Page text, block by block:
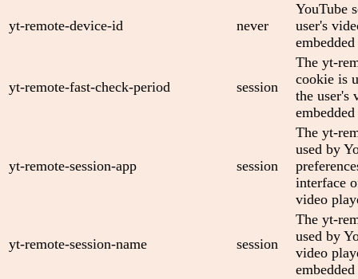
yt-remote-device-id never
YouTube
user's
yt-remote-fast-check-period session
The yt-
cookie is
the user's
yt-remote-session-app session
The yt-
used by
interface
video
yt-remote-session-name session
The yt-
used by
video